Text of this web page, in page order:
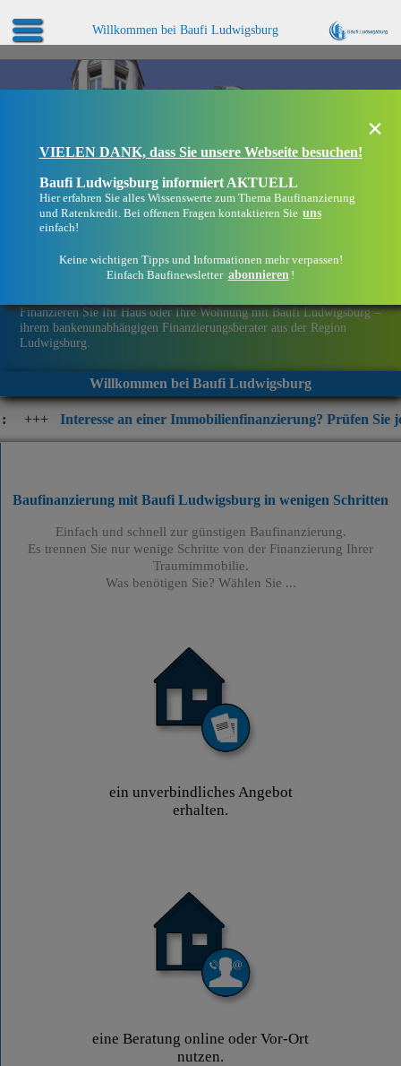
Willkommen bei Baufi Ludwigsburg
Finanzieren Sie Ihr Haus oder Ihre Wohnung mit Baufi Ludwigsburg –
ihrem bankenunabhängigen Finanzierungsberater aus der Region
Ludwigsburg.
Willkommen bei Baufi Ludwigsburg
an einer Immobilienfinanzierung? Prüfen Sie jetzt die
×
VIELEN DANK, dass Sie unsere Webseite besuchen!
Baufi Ludwigsburg informiert AKTUELL
Hier erfahren Sie alles Wissenswerte zum Thema Baufinanzierung
und Ratenkredit. Bei offenen Fragen kontaktieren Sie uns
einfach!
Keine wichtigen Tipps und Informationen mehr verpassen!
Einfach Baufinewsletter abonnieren !
Baufinanzierung mit Baufi Ludwigsburg in wenigen Schritten
Einfach und schnell zur günstigen Baufinanzierung.
Es trennen Sie nur wenige Schritte von der Finanzierung Ihrer
Traumimmobilie.
Was benötigen Sie? Wählen Sie ...
ein unverbindliches Angebot
erhalten.
eine Beratung online oder Vor-Ort
nutzen.